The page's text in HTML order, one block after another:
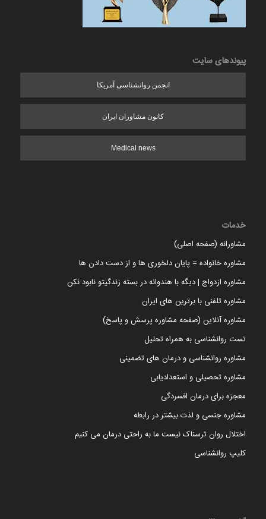
پیوندهای سایت
انجمن روانشناسی آمریکا
کانون مشاوران ایران
Medical news
خدمات
مشاورانه (صفحه اصلی)
مشاوره خانواده = پایان دلخوری ها و از دست دادن ها
مشاوره ازدواج | دیگه با هندوانه در بسته زندگیتو نابود نکن
مشاوره تلفنی با برترین های ایران
مشاوره آنلاین (صفحه مشاوره پرسش و پاسخ)
تست روانشناسی به همراه تحلیل
مشاوره روانشناسی و درمان های تضمینی
مشاوره تحصیلی و استعدادیابی
معجزه برای درمان افسردگی
مشاوره جنسی و لذت بیشتر در رابطه
اختلال روان ترسناک نیست ما به راحتی درمان می کنیم
کلیپ روانشناسی